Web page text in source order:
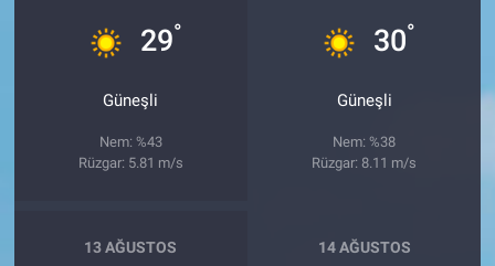
29°
Güneşli
Nem: %43
Rüzgar: 5.81 m/s
30°
Güneşli
Nem: %38
Rüzgar: 8.11 m/s
13 AĞUSTOS 14 AĞUSTOS